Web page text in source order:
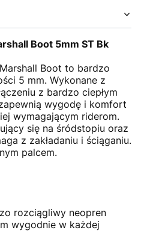
Boot 5mm ST Bk
Boot to bardzo
5 mm. Wykonane z
z bardzo ciepłym
wygodę i komfort
wymagającym riderom.
się na śródstopiu oraz
z zakładaniu i ściąganiu.
palcem.
rozciągliwy neopren
wygodnie w każdej